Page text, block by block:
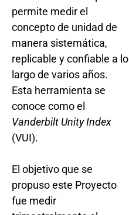
permite medir el
concepto de unidad de
manera sistemática,
replicable y confiable a lo
largo de varios años.
Esta herramienta se
conoce como el
Vanderbilt Unity Index
(VUI).
El objetivo que se
propuso este Proyecto
fue medir